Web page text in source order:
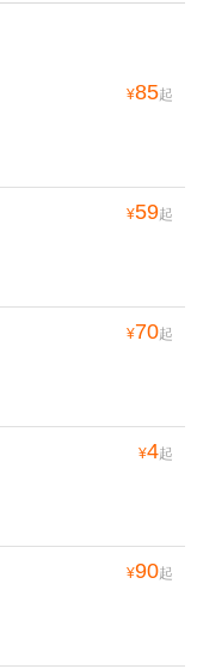
¥85起
¥59起
¥70起
¥4起
¥90起